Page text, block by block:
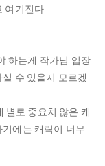
여기진다.
하는게 작가님 입장
수 있을지 모르겠
별로 중요치 않은 캐
에는 캐릭이 너무